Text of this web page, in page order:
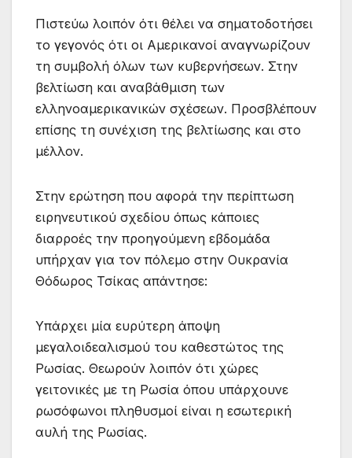
Πιστεύω λοιπόν ότι θέλει να σηματοδοτήσει
το γεγονός ότι οι Αμερικανοί αναγνωρίζουν
τη συμβολή όλων των κυβερνήσεων. Στην
βελτίωση και αναβάθμιση των
ελληνοαμερικανικών σχέσεων. Προσβλέπουν
επίσης τη συνέχιση της βελτίωσης και στο
μέλλον.
Στην ερώτηση που αφορά την περίπτωση
ειρηνευτικού σχεδίου όπως κάποιες
διαρροές την προηγούμενη εβδομάδα
υπήρχαν για τον πόλεμο στην Ουκρανία
Θόδωρος Τσίκας απάντησε:
Υπάρχει μία ευρύτερη άποψη
μεγαλοιδεαλισμού του καθεστώτος της
Ρωσίας. Θεωρούν λοιπόν ότι χώρες
γειτονικές με τη Ρωσία όπου υπάρχουνε
ρωσόφωνοι πληθυσμοί είναι η εσωτερική
αυλή της Ρωσίας.